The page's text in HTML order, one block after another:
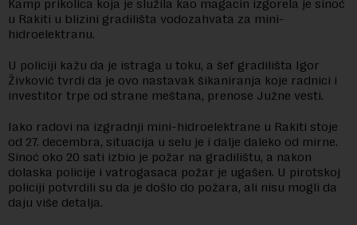
Kamp prikolica koja je služila kao magacin izgorela je sinoć
u Rakiti u blizini gradilišta vodozahvata za mini-
hidroelektranu.
U policiji kažu da je istraga u toku, a šef gradilišta Igor
Živković tvrdi da je ovo nastavak šikaniranja koje radnici i
investitor trpe od strane meštana, prenose Južne vesti.
Iako radovi na izgradnji mini-hidroelektrane u Rakiti stoje
od 27. decembra, situacija u selu je i dalje daleko od mirne.
Sinoć oko 20 sati izbio je požar na gradilištu, a nakon
dolaska policije i vatrogasaca požar je ugašen. U pirotskoj
policiji potvrdili su da je došlo do požara, ali nisu mogli da
daju više detalja.